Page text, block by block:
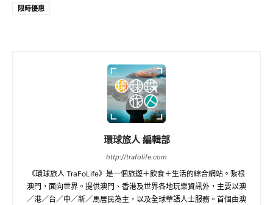
限時優惠
環球旅人 編輯部
http://trafolife.com
《環球旅人 TraFoLife》是一個旅遊＋飲食＋生活的綜合網站。紮根
澳門，面向世界。提供澳門、香港及世界各地玩樂資訊外，主要以澳
／港／台／中／新／馬居民為主，以及全球華語人士服務。首個由澳